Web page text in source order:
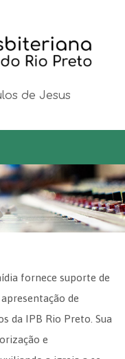
de Jesus
fornece suporte de
de
da IPB Rio Preto. Sua
e